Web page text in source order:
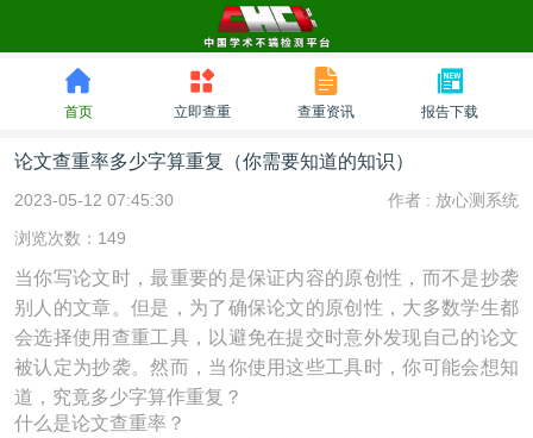
首页 立即查重 查重资讯 报告下载
论文查重率多少字算重复（你需要知道的知识）
2023-05-12 07:45:30 作者 : 放心测系统
浏览次数：149
当你写论文时，最重要的是保证内容的原创性，而不是抄袭
别人的文章。但是，为了确保论文的原创性，大多数学生都
会选择使用查重工具，以避免在提交时意外发现自己的论文
被认定为抄袭。然而，当你使用这些工具时，你可能会想知
道，究竟多少字算作重复？
什么是论文查重率？